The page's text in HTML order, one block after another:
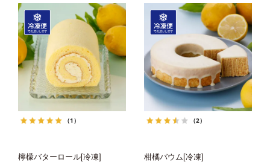
（1）
檸檬バターロール[冷凍]
（2）
柑橘バウム[冷凍]